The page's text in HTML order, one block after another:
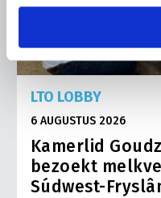
LTO LOBBY
6 AUGUSTUS 2026
Kamerlid
bezoekt
Súdwest-